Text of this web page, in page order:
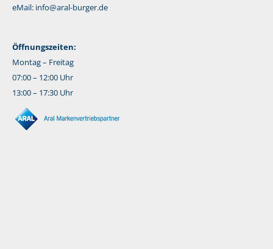
eMail: info@aral-burger.de
Öffnungszeiten:
Montag – Freitag
07:00 – 12:00 Uhr
13:00 – 17:30 Uhr